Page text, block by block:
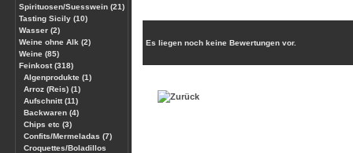
Spirituosen/Suesswein (21)
Tasting Sicily (10)
Wasser (2)
Weine ohne Alk (2)
Weine (85)
Feinkost (318)
Algenprodukte (1)
Arroz (Reis) (1)
Aufschnitt (11)
Backwaren (4)
Chips etc (3)
Confits/Mermeladas (7)
Croquettes/Boladillos
Es liegen noch keine Bewertungen vor.